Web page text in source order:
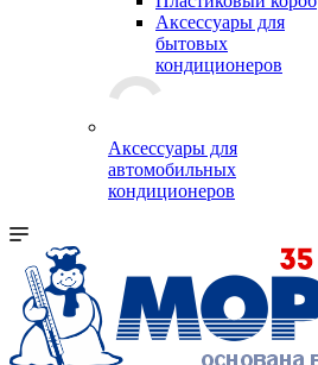
Аксессуары для
бытовых
кондиционеров
Аксессуары для
автомобильных
кондиционеров